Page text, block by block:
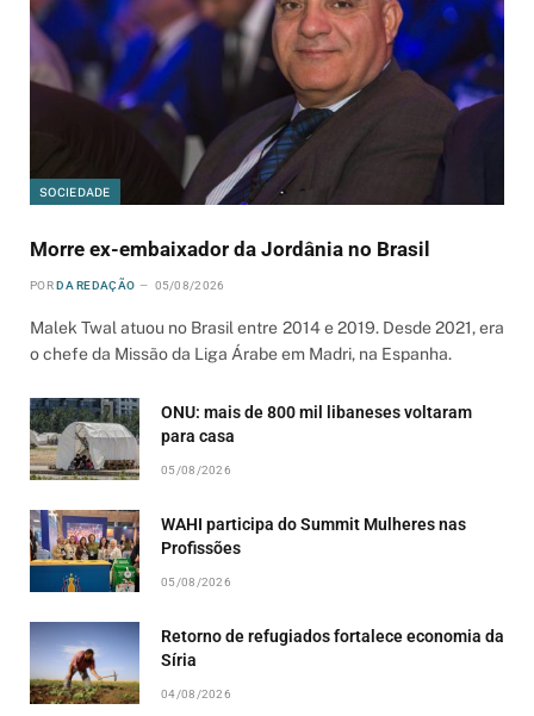
SOCIEDADE
Morre ex-embaixador da Jordânia no Brasil
POR DA REDAÇÃO 05/08/2026
Malek Twal atuou no Brasil entre 2014 e 2019. Desde 2021, era
o chefe da Missão da Liga Árabe em Madri, na Espanha.
ONU: mais de 800 mil libaneses voltaram
para casa
05/08/2026
WAHI participa do Summit Mulheres nas
Profissões
05/08/2026
Retorno de refugiados fortalece economia da
Síria
04/08/2026